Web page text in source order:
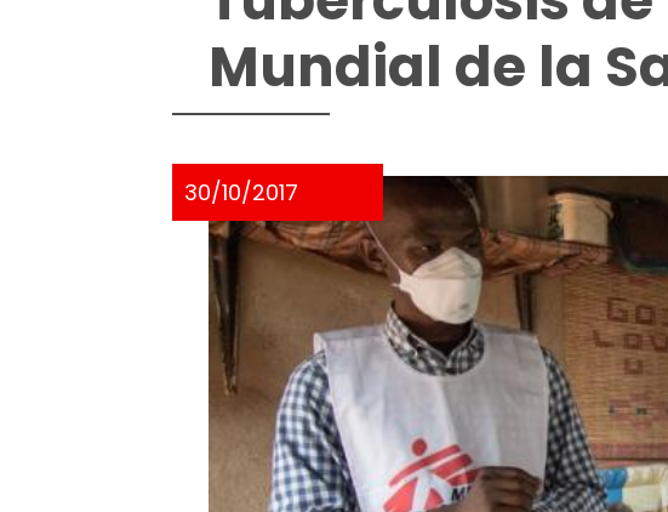
Mundial de la
30/10/2017